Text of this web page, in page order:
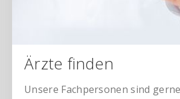
Ärzte finden
Unsere Fachpersonen sind